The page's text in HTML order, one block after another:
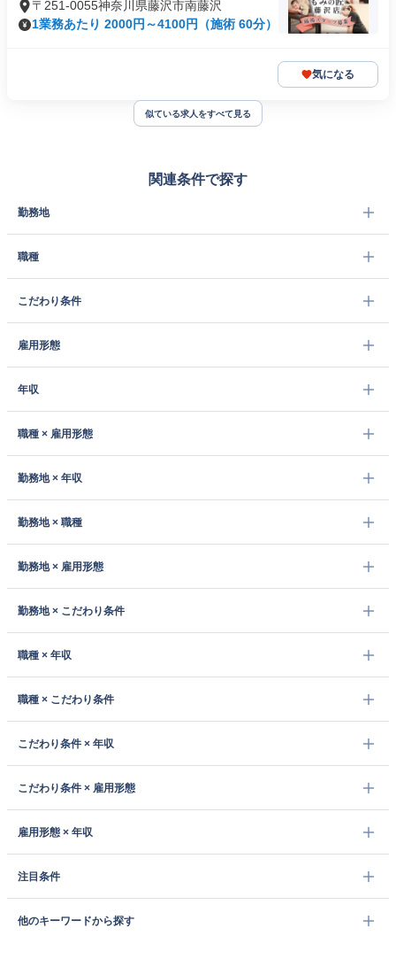
〒251-0055神奈川県藤沢市南藤沢
1業務あたり 2000円～4100円（施術 60分）
気になる
似ている求人をすべて見る
関連条件で探す
勤務地
職種
こだわり条件
雇用形態
年収
職種 × 雇用形態
勤務地 × 年収
勤務地 × 職種
勤務地 × 雇用形態
勤務地 × こだわり条件
職種 × 年収
職種 × こだわり条件
こだわり条件 × 年収
こだわり条件 × 雇用形態
雇用形態 × 年収
注目条件
他のキーワードから探す